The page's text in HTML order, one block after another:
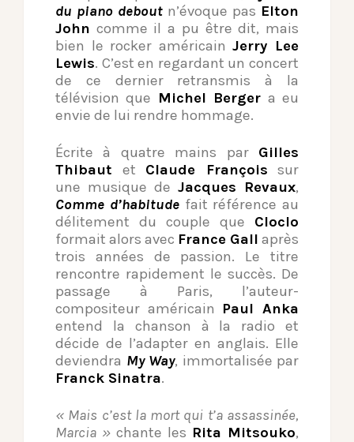
du piano debout n’évoque pas Elton
John comme il a pu être dit, mais
bien le rocker américainJerry Lee
Lewis. C’est en regardant un concert
de ce dernier retransmis à la
télévision que Michel Berger a eu
envie de lui rendre hommage.
Écrite à quatre mains par Gilles
Thibaut et Claude François sur
une musique de Jacques Revaux,
Comme d’habitudefait référence au
délitement du couple que Cloclo
formait alors avec France Gall après
trois années de passion. Le titre
rencontre rapidement le succès. De
passage à Paris, l’auteur-
compositeur américain Paul Anka
entend la chanson à la radio et
décide de l’adapter en anglais. Elle
deviendra My Way, immortalisée par
Franck Sinatra.
« Mais c’est la mort qui t’a assassinée,
Marcia » chante les Rita Mitsouko,